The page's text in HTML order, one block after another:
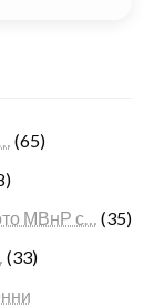
(65)
МВнР с… (35)
(33)